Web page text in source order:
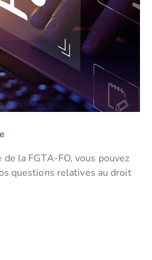
la FGTA-FO, vous pouvez
questions relatives au droit